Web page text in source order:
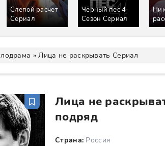
Слепой расчет
Сериал
Чёрный пёс 4
Сезон Сериал
» Лица не раскрывать Сериал
Лица не
подряд
Страна: Россия